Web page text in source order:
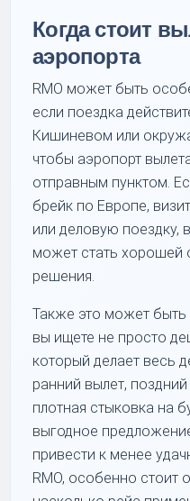
Когда стоит
аэропорта
RMO может быть
если поездка
Кишиневом или
чтобы аэропорт
отправным пунктом.
брейк по Европе,
или деловую поездку,
может стать хорошей
решения.
Также это может
вы ищете не просто
который делает весь
ранний вылет,
плотная стыковка на
выгодное
привести к менее
RMO, особенно стоит